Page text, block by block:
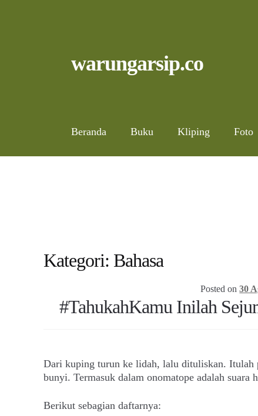
to
to
warungarsip.co
Beranda Buku Kliping Foto
Kategori: Bahasa
Posted on30
#TahukahKamu Inilah
Dari kuping turun ke lidah, lalu dituliskan. Itulah
bunyi. Termasuk dalam onomatope adalah suara
Berikut sebagian daftarnya: